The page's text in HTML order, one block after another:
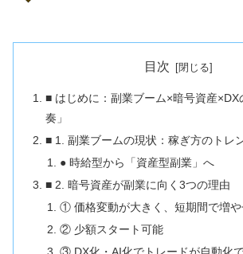
目次
■ はじめに：副業ブーム×暗号資産×DX
奏」
■ 1. 副業ブームの現状：稼ぎ方のトレ
● 時給型から「資産型副業」へ
■ 2. 暗号資産が副業に向く3つの理由
① 価格変動が大きく、短期間で増や
② 少額スタート可能
③ DX化・AI化でトレードが自動化